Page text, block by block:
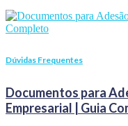
Dúvidas Frequentes
Documentos para
Empresarial | Guia